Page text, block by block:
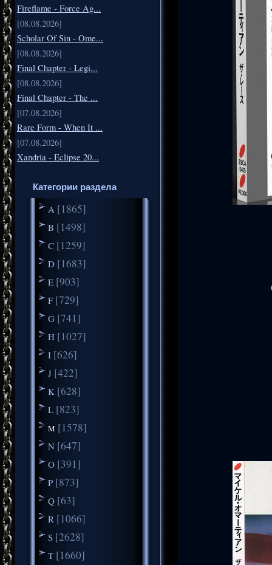
Fireflame - Force Ag...
[08.08.2026]
Scholar Of Sin - Ome...
[08.08.2026]
Final Chapter - Legi...
[08.08.2026]
Final Chapter - The ...
[07.08.2026]
Rare Form - When It ...
[07.08.2026]
Xandria - Eclipse 20...
Категории раздела
A [1865]
B [1498]
C [1259]
D [1683]
E [903]
F [729]
G [741]
H [1027]
I [626]
J [422]
K [628]
L [823]
M [1578]
N [647]
O [391]
P [873]
Q [63]
R [1066]
S [2628]
T [1660]